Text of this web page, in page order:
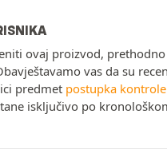
ovaj proizvod,
vas da su
predmet postupka kontrole
isključivo po